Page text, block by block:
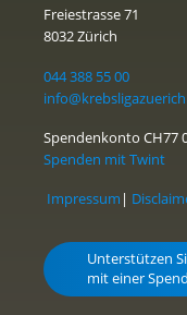
Freiestrasse 71
8032 Zürich
044 388 55 00
Spendenkonto CH77
Spenden mit Twint
Impressum |
Unterstützen
mit einer